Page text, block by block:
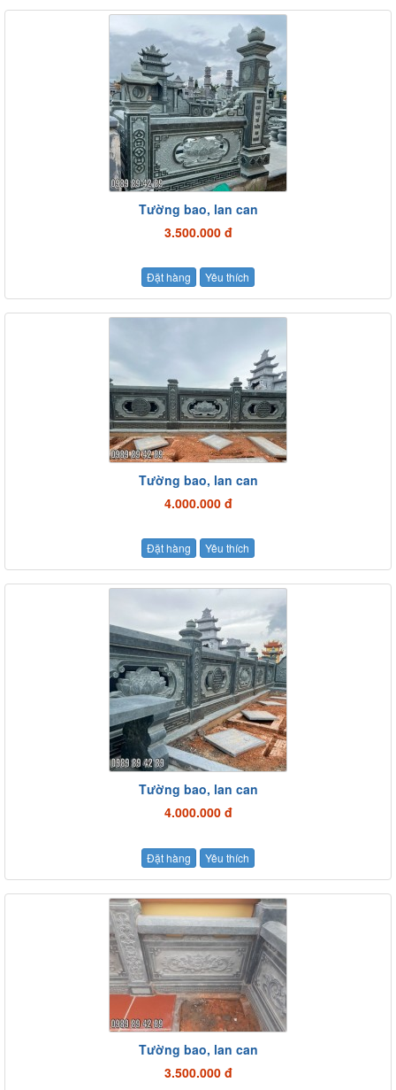
Tường bao, lan can
3.500.000 đ
Đặt hàng Yêu thích
Tường bao, lan can
4.000.000 đ
Đặt hàng Yêu thích
Tường bao, lan can
4.000.000 đ
Đặt hàng Yêu thích
Tường bao, lan can
3.500.000 đ